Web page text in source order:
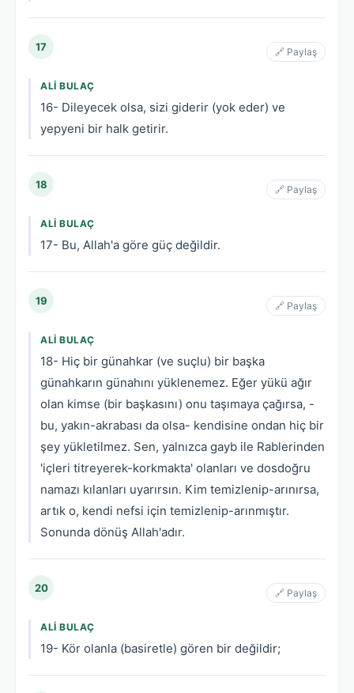
17 🔗 Paylaş
ALI BULAÇ
16- Dileyecek olsa, sizi giderir (yok eder) ve
yepyeni bir halk getirir.
18 🔗 Paylaş
ALI BULAÇ
17- Bu, Allah'a göre güç değildir.
19 🔗 Paylaş
ALI BULAÇ
18- Hiç bir günahkar (ve suçlu) bir başka
günahkarın günahını yüklenemez. Eğer yükü ağır
olan kimse (bir başkasını) onu taşımaya çağırsa, -
bu, yakın-akrabası da olsa- kendisine ondan hiç bir
şey yükletilmez. Sen, yalnızca gayb ile Rablerinden
'içleri titreyerek-korkmakta' olanları ve dosdoğru
namazı kılanları uyarırsın. Kim temizlenip-arınırsa,
artık o, kendi nefsi için temizlenip-arınmıştır.
Sonunda dönüş Allah'adır.
20 🔗 Paylaş
ALI BULAÇ
19- Kör olanla (basiretle) gören bir değildir;